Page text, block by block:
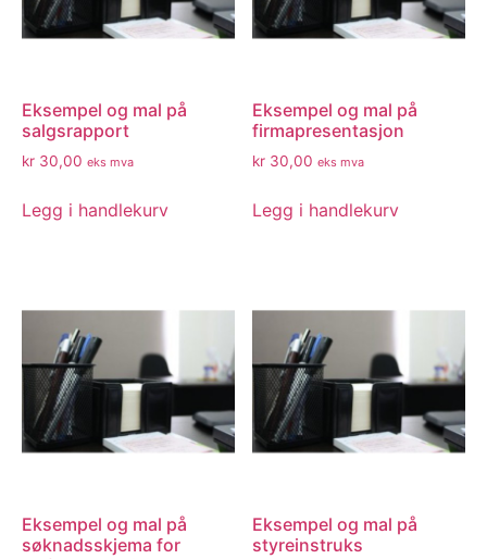
Eksempel og mal på
salgsrapport
kr 30,00 eks mva
Legg i handlekurv
Eksempel og mal på
firmapresentasjon
kr 30,00 eks mva
Legg i handlekurv
Eksempel og mal på
søknadsskjema for
Eksempel og mal på
styreinstruks